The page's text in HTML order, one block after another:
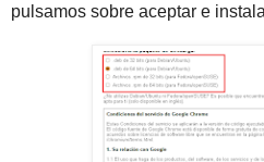
pulsamos sobre aceptar e